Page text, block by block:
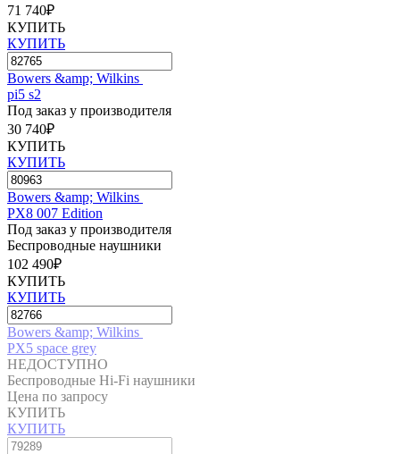
71 740₽
КУПИТЬ
КУПИТЬ
Bowers &amp; Wilkins
pi5 s2
Под заказ у производителя
30 740₽
КУПИТЬ
КУПИТЬ
Bowers &amp; Wilkins
PX8 007 Edition
Под заказ у производителя
Беспроводные наушники
102 490₽
КУПИТЬ
КУПИТЬ
Bowers &amp; Wilkins
PX5 space grey
НЕДОСТУПНО
Беспроводные Hi-Fi наушники
Цена по запросу
КУПИТЬ
КУПИТЬ